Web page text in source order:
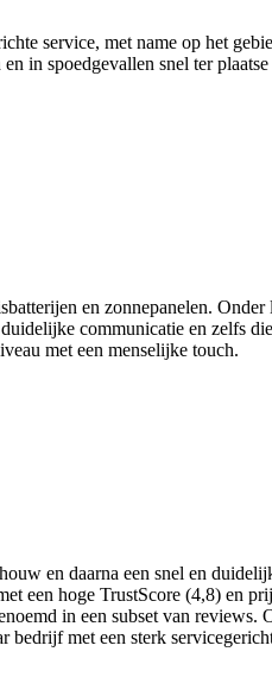
service, met name op het
in spoedgevallen snel ter
en zonnepanelen.
communicatie en zelfs
met een menselijke touch.
en daarna een snel en
een hoge TrustScore (4,8) en
in een subset van reviews.
met een sterk